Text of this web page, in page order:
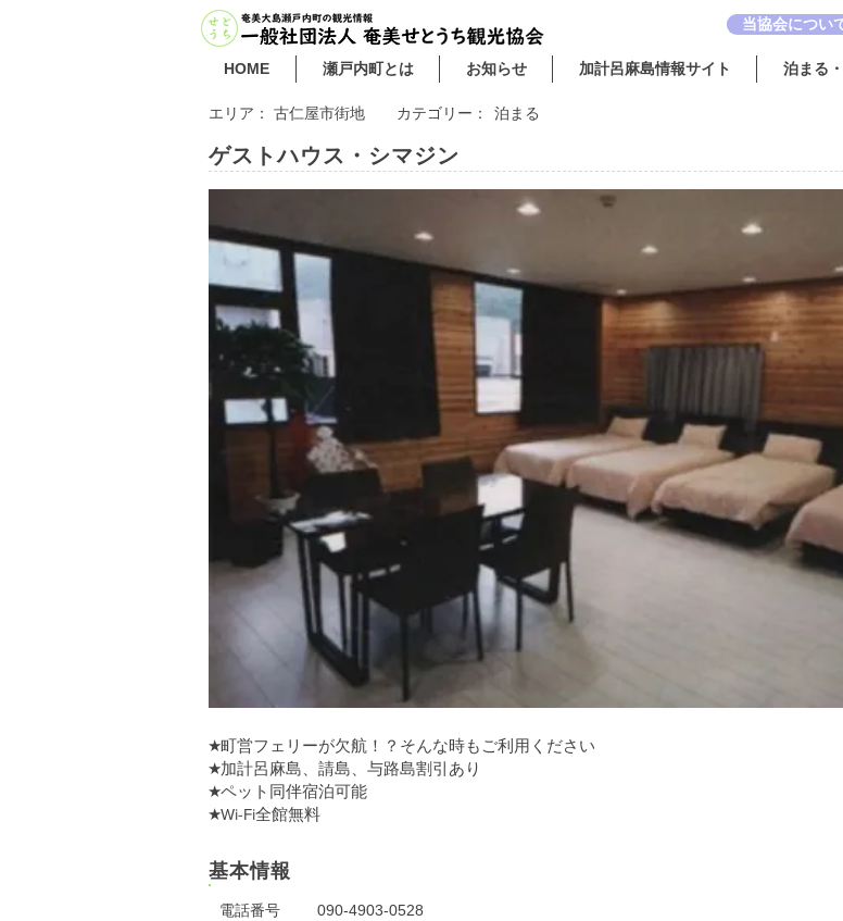
当協会につい
HOME 瀬戸内町とは お知らせ 加計呂麻島情報サイト 泊まる
エリア： 古仁屋市街地 カテゴリー： 泊まる
ゲストハウス・シマジン
★町営フェリーが欠航！？そんな時もご利用ください
★加計呂麻島、請島、与路島割引あり
★ペット同伴宿泊可能
★Wi-Fi全館無料
基本情報
電話番号 090-4903-0528